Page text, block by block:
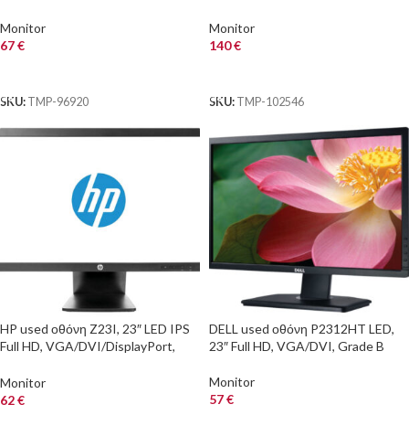
DVI-D & DP &
Monitor
67€
SKU: TMP-96920
USB 3.0 Hub
Monitor
140€
SKU: TMP-102546
HP used οθόνη Z23I, 23″ LED IPS
Full HD, VGA/DVI/DisplayPort,
Monitor
62€
DELL used οθόνη P2312HT LED,
23″ Full HD, VGA/DVI, Grade B
Monitor
57€